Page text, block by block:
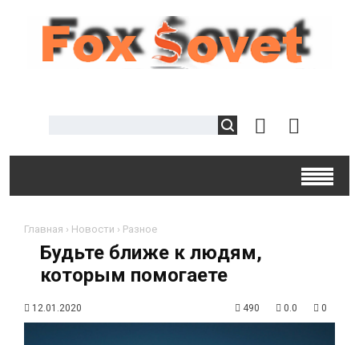
Главная › Новости › Разное
Будьте ближе к людям,
которым помогаете
12.01.2020 490 0.0 0